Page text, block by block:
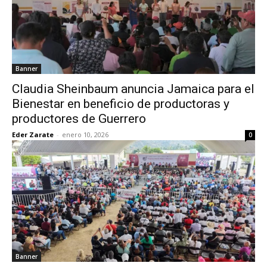
Banner
Claudia Sheinbaum anuncia Jamaica para el
Bienestar en beneficio de productoras y
productores de Guerrero
Eder Zarate - enero 10, 2026 0
Banner